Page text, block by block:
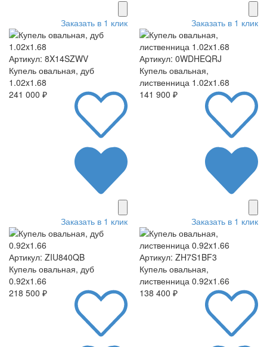
Заказать в 1 клик Заказать в 1 клик
Артикул: 8X14SZWV
Купель овальная, дуб
1.02x1.68
241 000 ₽
Заказать в 1 клик
Артикул: 0WDHEQRJ
Купель овальная,
лиственница 1.02x1.68
141 900 ₽
Заказать в 1 клик
Артикул: ZIU840QB
Купель овальная, дуб
0.92x1.66
218 500 ₽
Артикул: ZH7S1BF3
Купель овальная,
лиственница 0.92x1.66
138 400 ₽